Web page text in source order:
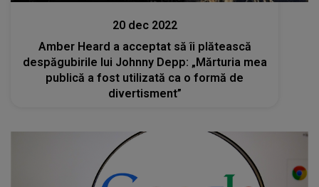
20 dec 2022
Amber Heard a acceptat să îi plătească
despăgubirile lui Johnny Depp: „Mărturia mea
publică a fost utilizată ca o formă de
divertisment”